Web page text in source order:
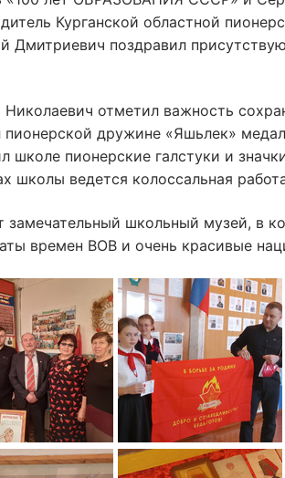
Курганской областной
Дмитриевич поздравил
Николаевич отметил важность
пионерской дружине «Яшьлек»
школе пионерские галстуки и
школы ведется колоссальная
замечательный школьный музей, в
времен ВОВ и очень красивые